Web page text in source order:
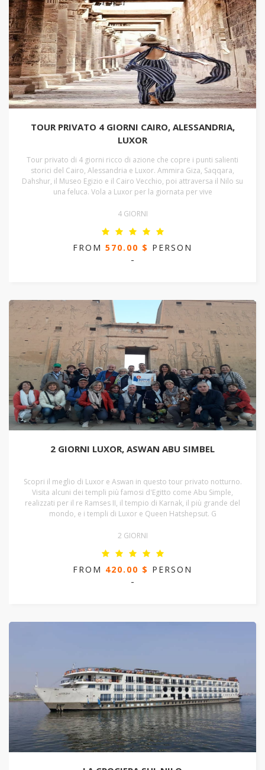
TOUR PRIVATO 4 GIORNI CAIRO, ALESSANDRIA,
LUXOR
Tour privato di 4 giorni ricco di azione che copre i punti salienti
storici del Cairo, Alessandria e Luxor. Ammira Giza, Saqqara,
Dahshur, il Museo Egizio e il Cairo Vecchio, poi attraversa il Nilo su
una feluca. Vola a Luxor per la giornata per vive
4 GIORNI
FROM 570.00 $ PERSON
-
2 GIORNI LUXOR, ASWAN ABU SIMBEL
Scopri il meglio di Luxor e Aswan in questo tour privato notturno.
Visita alcuni dei templi più famosi d'Egitto come Abu Simple,
realizzati per il re Ramses II, il tempio di Karnak, il più grande del
mondo, e i templi di Luxor e Queen Hatshepsut. G
2 GIORNI
FROM 420.00 $ PERSON
-